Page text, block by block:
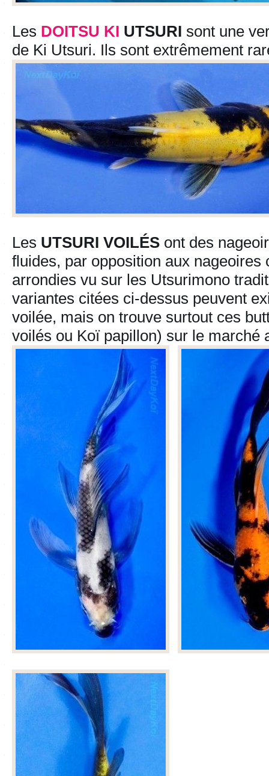
Les DOITSU KI UTSURI sont une
de Ki Utsuri. Ils sont extrêmement
Les UTSURI VOILÉS ont des
fluides, par opposition aux nageoires
arrondies vu sur les Utsurimono
variantes citées ci-dessus peuvent
voilée, mais on trouve surtout ces
voilés ou Koï papillon) sur le marché